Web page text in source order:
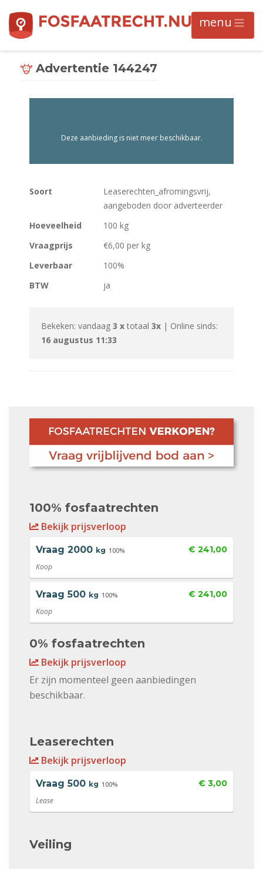
Advertentie 144247
Soort
Leaserechten_afromingsvrij,
aangeboden door adverteerder
Hoeveelheid
100 kg
Vraagprijs
€6,00 per kg
Leverbaar
100%
BTW
ja
Bekeken: vandaag 3 x totaal 3x | Online sinds:
16 augustus 11:33
Deze aanbieding is niet meer beschikbaar.
100% fosfaatrechten
Bekijk prijsverloop
Vraag 2000 kg 100% € 241,00
Koop
Vraag 500 kg 100% € 241,00
Koop
0% fosfaatrechten
Bekijk prijsverloop
Er zijn momenteel geen aanbiedingen
beschikbaar.
Leaserechten
Bekijk prijsverloop
Vraag 500 kg 100% € 3,00
Lease
Veiling